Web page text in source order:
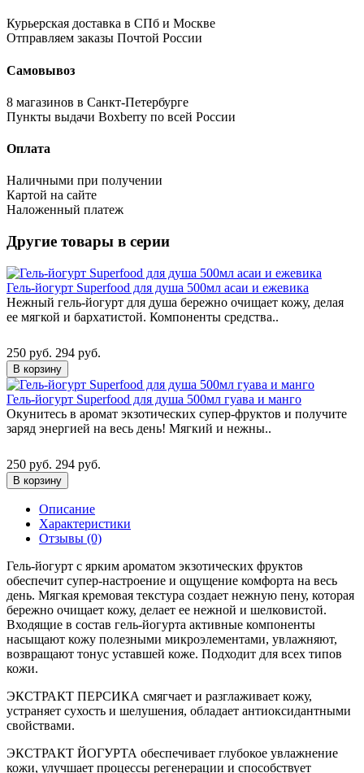
Курьерская доставка в СПб и Москве
Отправляем заказы Почтой России
Самовывоз
8 магазинов в Санкт-Петербурге
Пункты выдачи Boxberry по всей России
Оплата
Наличными при получении
Картой на сайте
Наложенный платеж
Другие товары в серии
Гель-йогурт Superfood для душа 500мл асаи и ежевика
Нежный гель-йогурт для душа бережно очищает кожу, делая
ее мягкой и бархатистой. Компоненты средства..
250 руб. 294 руб.
В корзину
Гель-йогурт Superfood для душа 500мл гуава и манго
Окунитесь в аромат экзотических супер-фруктов и получите
заряд энергией на весь день! Мягкий и нежны..
250 руб. 294 руб.
В корзину
Описание
Характеристики
Отзывы (0)
Гель-йогурт с ярким ароматом экзотических фруктов
обеспечит супер-настроение и ощущение комфорта на весь
день. Мягкая кремовая текстура создает нежную пену, которая
бережно очищает кожу, делает ее нежной и шелковистой.
Входящие в состав гель-йогурта активные компоненты
насыщают кожу полезными микроэлементами, увлажняют,
возвращают тонус уставшей коже. Подходит для всех типов
кожи.
ЭКСТРАКТ ПЕРСИКА смягчает и разглаживает кожу,
устраняет сухость и шелушения, обладает антиоксидантными
свойствами.
ЭКСТРАКТ ЙОГУРТА обеспечивает глубокое увлажнение
кожи, улучшает процессы регенерации и способствует